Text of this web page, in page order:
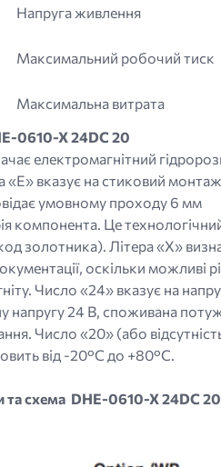
Напруга живлення
Максимальний робочий тиск
Максимальна витрата
0610-X 24DC 20
електромагнітний
«Е» вказує на стиковий
умовному проходу 6 мм
компонента. Це
золотника). Літера «X»
оскільки можливі
Число «24» вказує на
напругу 24 В, споживана
Число «20» (або
від -20°C до +80°C.
та схема DHE-0610-X 24DC 20